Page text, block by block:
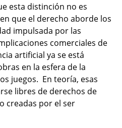
esta distinción no es
que el derecho aborde los
impulsada por las
comerciales de
artificial ya se está
en la esfera de la
juegos. En teoría, esas
libres de derechos de
creadas por el ser